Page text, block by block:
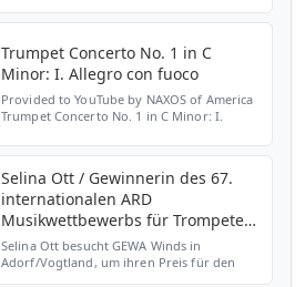
Trumpet Concerto No. 1 in C
Minor: I. Allegro con fuoco
Provided to YouTube by NAXOS of America
Trumpet Concerto No. 1 in C Minor: I.
Selina Ott / Gewinnerin des 67.
internationalen ARD
Musikwettbewerbs für Trompeten
(GER)
Selina Ott besucht GEWA Winds in
Adorf/Vogtland, um ihren Preis für den